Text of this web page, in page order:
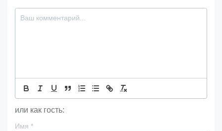
или как гость:
Имя *